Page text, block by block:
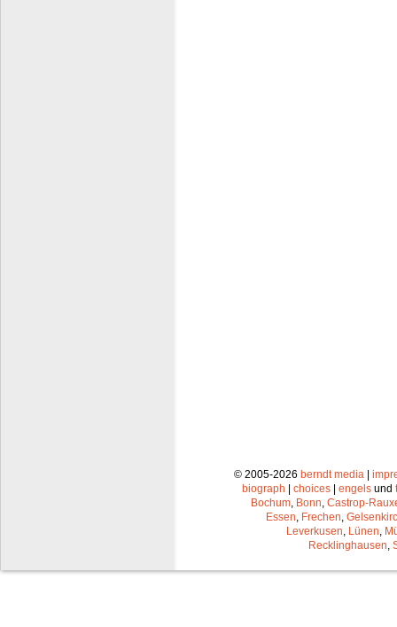
© 2005-2026 berndt media |
biograph | choices | engels und
Bochum Bonn Castrop-
Essen Frechen
Leverkusen Lünen
Recklinghausen